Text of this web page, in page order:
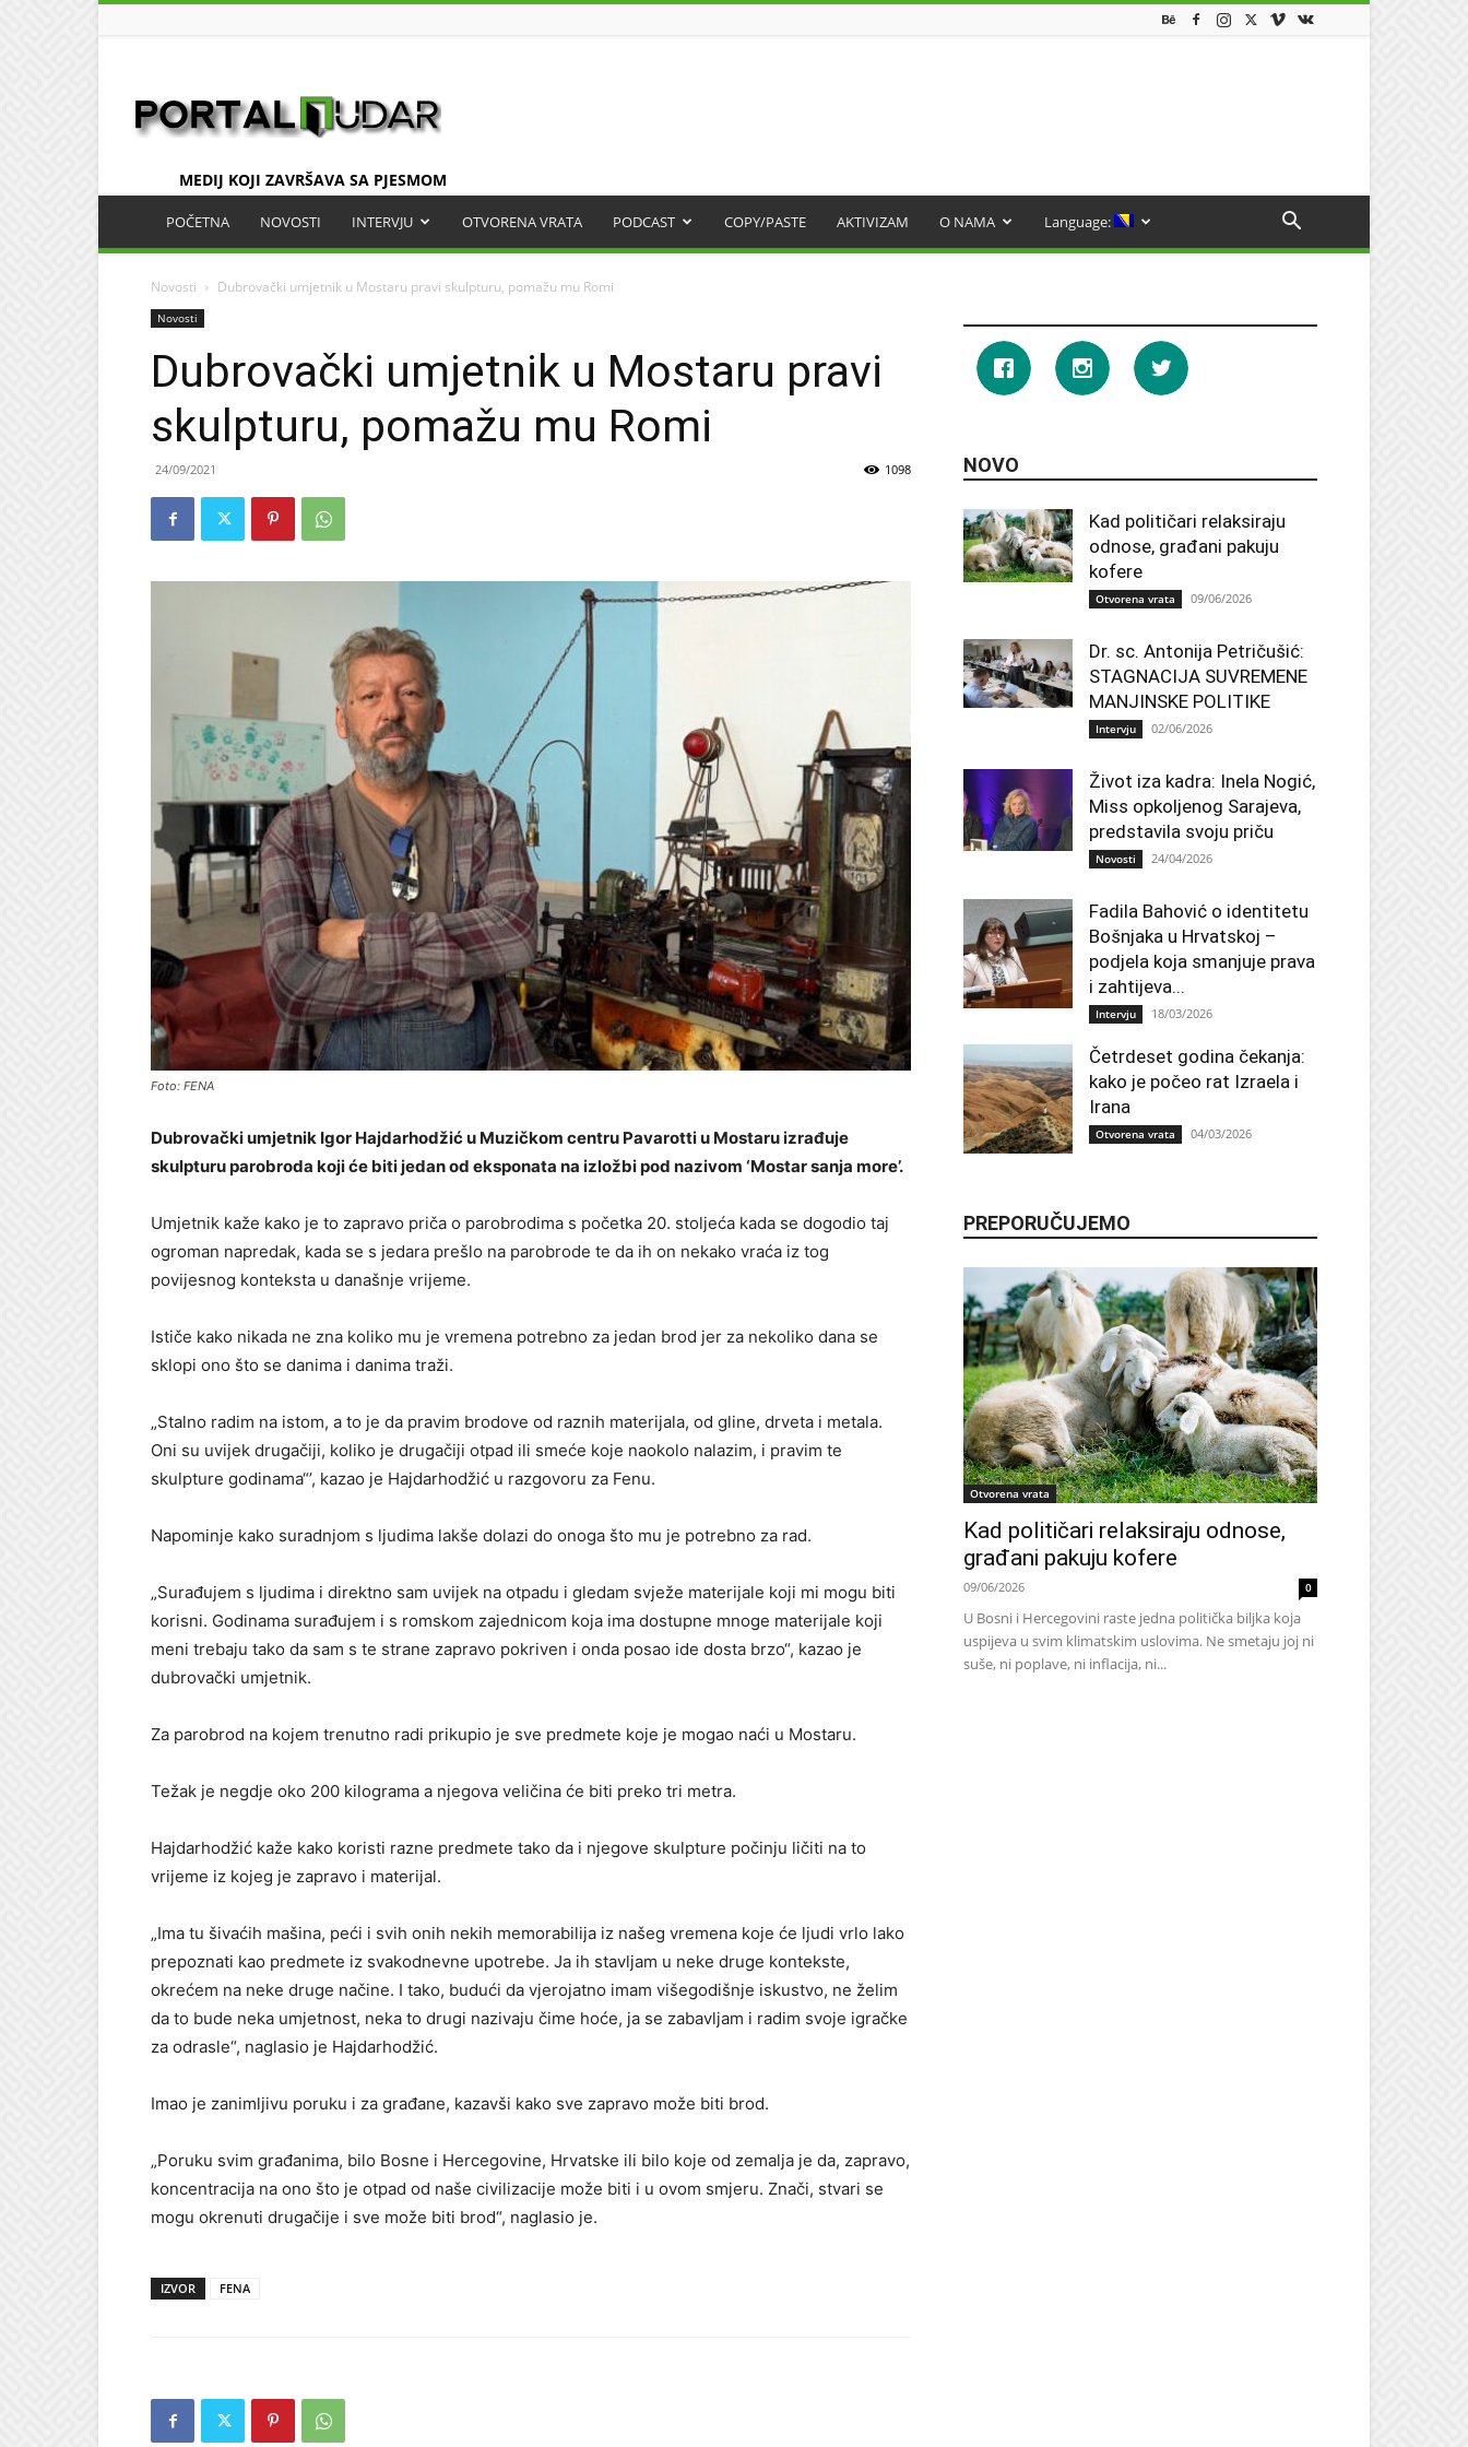
MEDIJ KOJI ZAVRŠAVA SA PJESMOM
POČETNA NOVOSTI INTERVJU OTVORENA VRATA PODCAST COPY/PASTE AKTIVIZAM O NAMA Language:
Novosti Dubrovački umjetnik u Mostaru pravi skulpturu, pomažu mu Romi
Novosti
Dubrovački umjetnik u Mostaru pravi
skulpturu, pomažu mu Romi
24/09/2021 1098
Foto: FENA
Dubrovački umjetnik Igor Hajdarhodžić u Muzičkom centru Pavarotti u Mostaru izrađuje
skulpturu parobroda koji će biti jedan od eksponata na izložbi pod nazivom ‘Mostar sanja more’.
Umjetnik kaže kako je to zapravo priča o parobrodima s početka 20. stoljeća kada se dogodio taj
ogroman napredak, kada se s jedara prešlo na parobrode te da ih on nekako vraća iz tog
povijesnog konteksta u današnje vrijeme.
Ističe kako nikada ne zna koliko mu je vremena potrebno za jedan brod jer za nekoliko dana se
sklopi ono što se danima i danima traži.
„Stalno radim na istom, a to je da pravim brodove od raznih materijala, od gline, drveta i metala.
Oni su uvijek drugačiji, koliko je drugačiji otpad ili smeće koje naokolo nalazim, i pravim te
skulpture godinama“’, kazao je Hajdarhodžić u razgovoru za Fenu.
Napominje kako suradnjom s ljudima lakše dolazi do onoga što mu je potrebno za rad.
„Surađujem s ljudima i direktno sam uvijek na otpadu i gledam svježe materijale koji mi mogu biti
korisni. Godinama surađujem i s romskom zajednicom koja ima dostupne mnoge materijale koji
meni trebaju tako da sam s te strane zapravo pokriven i onda posao ide dosta brzo“, kazao je
dubrovački umjetnik.
Za parobrod na kojem trenutno radi prikupio je sve predmete koje je mogao naći u Mostaru.
Težak je negdje oko 200 kilograma a njegova veličina će biti preko tri metra.
Hajdarhodžić kaže kako koristi razne predmete tako da i njegove skulpture počinju ličiti na to
vrijeme iz kojeg je zapravo i materijal.
„Ima tu šivaćih mašina, peći i svih onih nekih memorabilija iz našeg vremena koje će ljudi vrlo lako
prepoznati kao predmete iz svakodnevne upotrebe. Ja ih stavljam u neke druge kontekste,
okrećem na neke druge načine. I tako, budući da vjerojatno imam višegodišnje iskustvo, ne želim
da to bude neka umjetnost, neka to drugi nazivaju čime hoće, ja se zabavljam i radim svoje igračke
za odrasle“, naglasio je Hajdarhodžić.
Imao je zanimljivu poruku i za građane, kazavši kako sve zapravo može biti brod.
„Poruku svim građanima, bilo Bosne i Hercegovine, Hrvatske ili bilo koje od zemalja je da, zapravo,
koncentracija na ono što je otpad od naše civilizacije može biti i u ovom smjeru. Znači, stvari se
mogu okrenuti drugačije i sve može biti brod“, naglasio je.
IZVOR FENA
NOVO
Kad političari relaksiraju
odnose, građani pakuju
kofere
Otvorena vrata 09/06/2026
Dr. sc. Antonija Petričušić:
STAGNACIJA SUVREMENE
MANJINSKE POLITIKE
Intervju 02/06/2026
Život iza kadra: Inela Nogić,
Miss opkoljenog Sarajeva,
predstavila svoju priču
Novosti 24/04/2026
Fadila Bahović o identitetu
Bošnjaka u Hrvatskoj –
podjela koja smanjuje prava
i zahtijeva...
Intervju 18/03/2026
Četrdeset godina čekanja:
kako je počeo rat Izraela i
Irana
Otvorena vrata 04/03/2026
PREPORUČUJEMO
Otvorena vrata
Kad političari relaksiraju odnose,
građani pakuju kofere
09/06/2026 0
U Bosni i Hercegovini raste jedna politička biljka koja
uspijeva u svim klimatskim uslovima. Ne smetaju joj ni
suše, ni poplave, ni inflacija, ni...